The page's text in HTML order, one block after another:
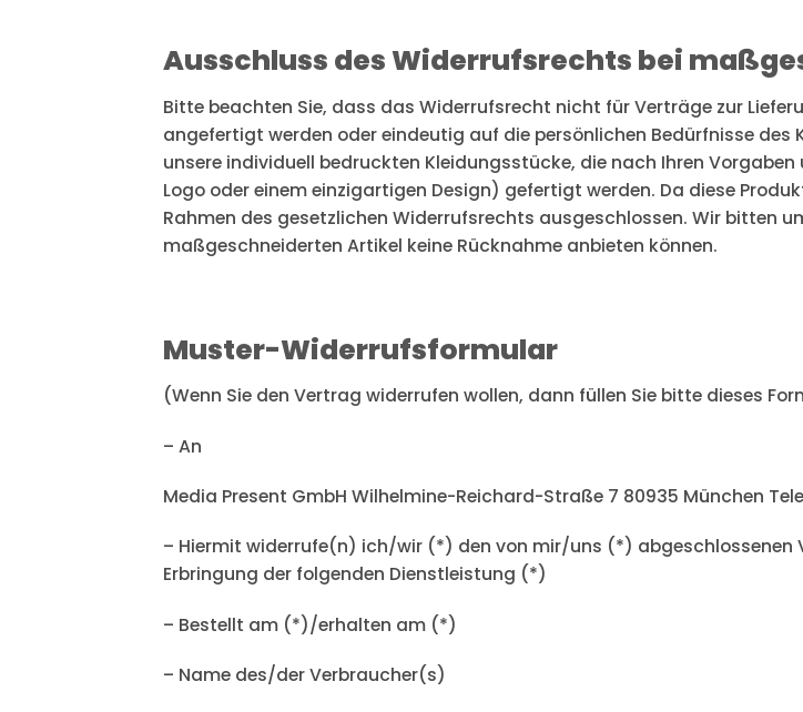
Ausschluss des Widerrufsrechts bei
Bitte beachten Sie, dass das Widerrufsrecht nicht für Verträge zur
angefertigt werden oder eindeutig auf die persönlichen Bedürfnisse
unsere individuell bedruckten Kleidungsstücke, die nach Ihren
Logo oder einem einzigartigen Design) gefertigt werden. Da diese
Rahmen des gesetzlichen Widerrufsrechts ausgeschlossen. Wir bitten
maßgeschneiderten Artikel keine Rücknahme anbieten können.
Muster-Widerrufsformular
(Wenn Sie den Vertrag widerrufen wollen, dann füllen Sie bitte dieses
– An
Media Present GmbH Wilhelmine-Reichard-Straße 7 80935 München
– Hiermit widerrufe(n) ich/wir (*) den von mir/uns (*) abgeschlossenen
Erbringung der folgenden Dienstleistung (*)
– Bestellt am (*)/erhalten am (*)
– Name des/der Verbraucher(s)